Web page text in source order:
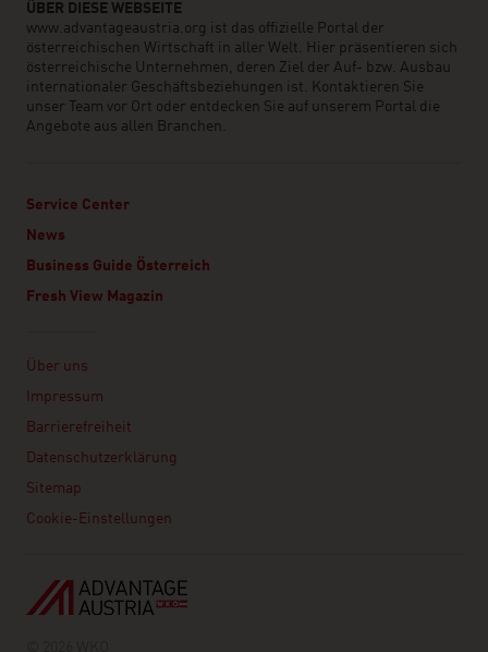
ÜBER DIESE WEBSEITE
www.advantageaustria.org ist das offizielle Portal der
österreichischen Wirtschaft in aller Welt. Hier präsentieren sich
österreichische Unternehmen, deren Ziel der Auf- bzw. Ausbau
internationaler Geschäftsbeziehungen ist. Kontaktieren Sie
unser Team vor Ort oder entdecken Sie auf unserem Portal die
Angebote aus allen Branchen.
Service Center
News
Business Guide Österreich
Fresh View Magazin
Über uns
Impressum
Barrierefreiheit
Datenschutzerklärung
Sitemap
Cookie-Einstellungen